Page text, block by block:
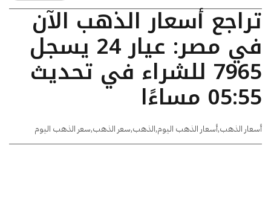
تراجع أسعار الذهب الآن
في مصر: عيار 24 يسجل
7965 للشراء في تحديث
05:55 مساءًا
أسعار الذهب,أسعار الذهب اليوم,الذهب,سعر الذهب,سعر الذهب اليوم